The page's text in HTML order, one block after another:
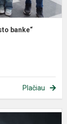
banke“
Plačiau